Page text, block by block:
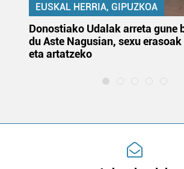
EUSKAL HERRIA, GIPUZKOA
Donostiako Udalak arreta gune
du Aste Nagusian, sexu
eta artatzeko